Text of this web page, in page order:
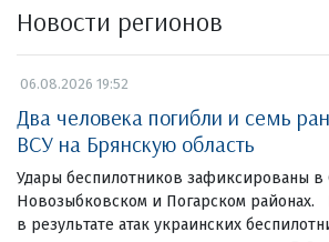
Новости регионов
06.08.2026 19:52
Два человека погибли и семь
ВСУ на Брянскую область
Удары беспилотников зафиксированы в
Новозыбковском и Погарском районах.
в результате атак украинских